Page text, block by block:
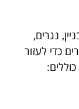
נגרים,
כדי לעזור